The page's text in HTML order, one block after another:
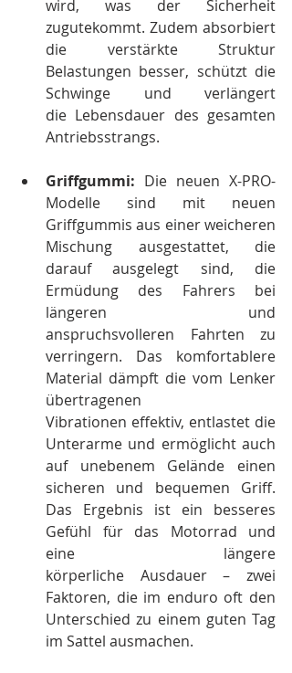
wird, was der Sicherheit
zugutekommt. Zudem absorbiert
die verstärkte Struktur
Belastungen besser, schützt die
Schwinge und verlängert
die Lebensdauer des gesamten
Antriebsstrangs.
Griffgummi: Die neuen X-PRO-
Modelle sind mit neuen
Griffgummis aus einer weicheren
Mischung ausgestattet, die
darauf ausgelegt sind, die
Ermüdung des Fahrers bei
längeren und
anspruchsvolleren Fahrten zu
verringern. Das komfortablere
Material dämpft die vom Lenker
übertragenen
Vibrationen effektiv, entlastet die
Unterarme und ermöglicht auch
auf unebenem Gelände einen
sicheren und bequemen Griff.
Das Ergebnis ist ein besseres
Gefühl für das Motorrad und
eine längere
körperliche Ausdauer – zwei
Faktoren, die im enduro oft den
Unterschied zu einem guten Tag
im Sattel ausmachen.